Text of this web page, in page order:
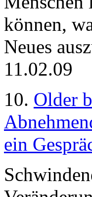
können,
Neues
11.02.09
10. Older
ein